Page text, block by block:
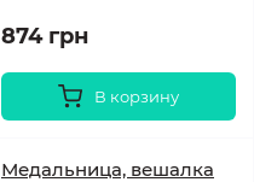
874 грн
В корзину
Медальница, вешалка